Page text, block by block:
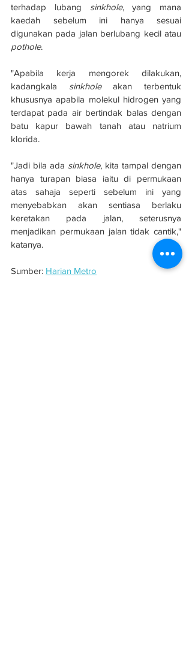
terhadap lubang sinkhole, yang mana
kaedah sebelum ini hanya sesuai
pothole.
"Apabila kerja mengorek dilakukan,
kadangkala sinkhole akan terbentuk
khususnya apabila molekul hidrogen yang
terdapat pada air bertindak balas dengan
batu kapur bawah tanah atau natrium
klorida.
"Jadi bila ada sinkhole, kita tampal dengan
hanya turapan biasa iaitu di permukaan
atas sahaja seperti sebelum ini yang
menyebabkan akan sentiasa berlaku
keretakan pada jalan, seterusnya
menjadikan permukaan jalan tidak cantik,"
katanya.
Sumber: Harian Metro